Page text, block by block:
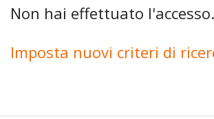
Non hai effettuato l'accesso.
Imposta nuovi criteri di